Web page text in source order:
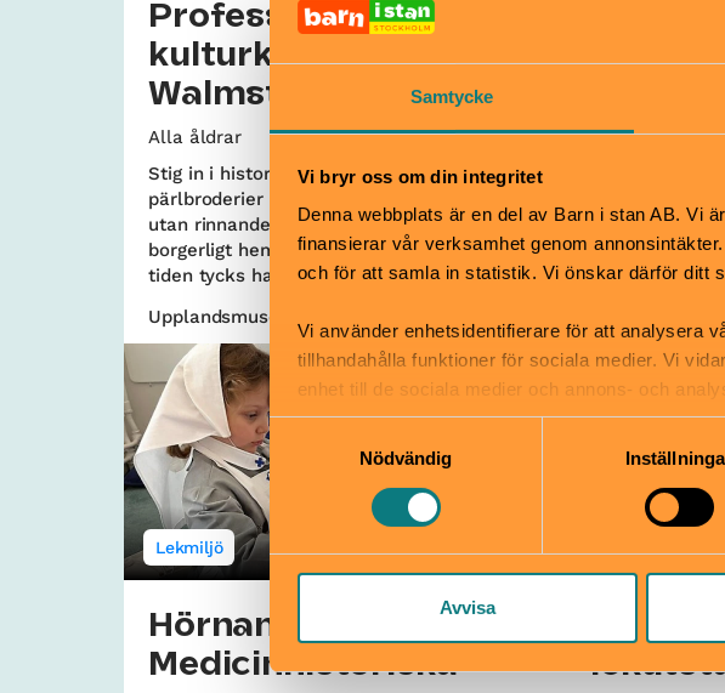
Samtycke
Vi bryr oss om din integritet
Denna webbplats är en del av Barn i stan AB. Vi
finansierar vår verksamhet genom
och för att samla in statistik. Vi önskar därför ditt
Vi använder enhetsidentifierare för att analysera
tillhandahålla funktioner för sociala medier. Vi
enhet till de sociala medier och annons- och
informationen med annan information som du
Samtyckesval
Nödvändig
Avvisa
Professorshemmet i
kulturkvarteret
Walmstedtska
Alla åldrar
Stig in i historien. Möt en värld fylld av
pärlbroderier och blänkande koppar, men
utan rinnande vatten och WC. Besök ett
borgerligt hem från 1800-talets slut, där
tiden tycks ha stått stilla.
Upplandsmuseet | Uppsala
Gratis
0–8 år
På
Disagården |
Lekmiljö
Hörnan på
Medicinhistoriska